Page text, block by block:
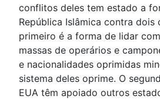
conflitos deles tem estado a
República Islâmica contra dois
primeiro é a forma de lidar
massas de operários e
e nacionalidades oprimidas
sistema deles oprime. O
EUA têm apoiado outros